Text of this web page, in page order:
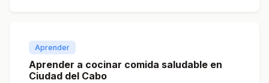
Aprender
Aprender a cocinar comida saludable en
Ciudad del Cabo